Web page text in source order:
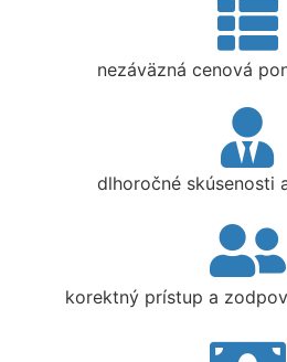
nezáväzná cenová
dlhoročné skúsenosti
korektný prístup a